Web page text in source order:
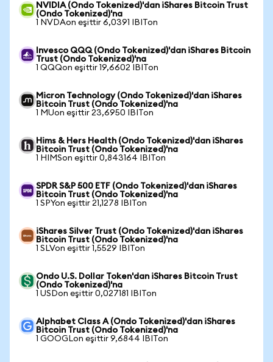
NVIDIA (Ondo Tokenized)'dan iShares Bitcoin Trust
(Ondo Tokenized)'na
1 NVDAon eşittir 6,0391 IBITon
Invesco QQQ (Ondo Tokenized)'dan iShares Bitcoin
Trust (Ondo Tokenized)'na
1 QQQon eşittir 19,6602 IBITon
Micron Technology (Ondo Tokenized)'dan iShares
Bitcoin Trust (Ondo Tokenized)'na
1 MUon eşittir 23,6950 IBITon
Hims & Hers Health (Ondo Tokenized)'dan iShares
Bitcoin Trust (Ondo Tokenized)'na
1 HIMSon eşittir 0,843164 IBITon
SPDR S&P 500 ETF (Ondo Tokenized)'dan iShares
Bitcoin Trust (Ondo Tokenized)'na
1 SPYon eşittir 21,1278 IBITon
iShares Silver Trust (Ondo Tokenized)'dan iShares
Bitcoin Trust (Ondo Tokenized)'na
1 SLVon eşittir 1,5529 IBITon
Ondo U.S. Dollar Token'dan iShares Bitcoin Trust
(Ondo Tokenized)'na
1 USDon eşittir 0,027181 IBITon
Alphabet Class A (Ondo Tokenized)'dan iShares
Bitcoin Trust (Ondo Tokenized)'na
1 GOOGLon eşittir 9,6844 IBITon